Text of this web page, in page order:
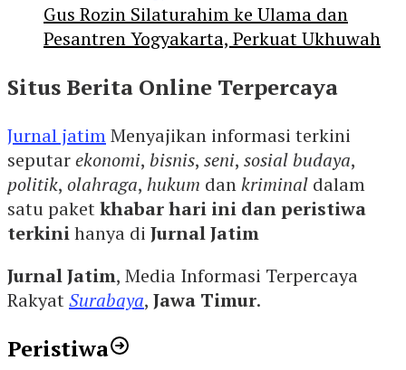
Gus Rozin Silaturahim ke Ulama dan
Pesantren Yogyakarta, Perkuat Ukhuwah
Situs Berita Online Terpercaya
Jurnal jatimMenyajikan informasi terkini
seputarekonomi, bisnis, seni, sosial budaya,
politik, olahraga, hukum dankriminal dalam
satu paketkhabar hari ini dan peristiwa
terkinihanya di Jurnal Jatim
Jurnal Jatim, Media Informasi Terpercaya
RakyatSurabaya, Jawa Timur.
Peristiwa